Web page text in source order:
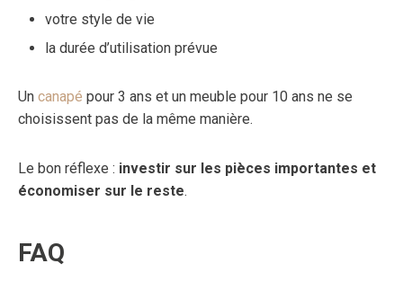
votre style de vie
la durée d’utilisation prévue
Un canapé pour 3 ans et un meuble pour 10 ans ne se
choisissent pas de la même manière.
Le bon réflexe : investir sur les pièces importantes et
économiser sur le reste.
FAQ